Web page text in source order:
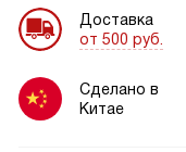
Доставка
от 500 руб.
Сделано в
Китае